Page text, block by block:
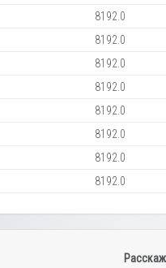
8192.0
8192.0
8192.0
8192.0
8192.0
8192.0
8192.0
8192.0